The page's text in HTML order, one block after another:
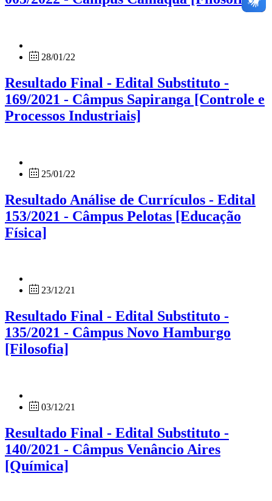
28/01/22
Resultado Final - Edital Substituto -
169/2021 - Câmpus Sapiranga [Controle e
Processos Industriais]
25/01/22
Resultado Análise de Currículos - Edital
153/2021 - Câmpus Pelotas [Educação
Física]
23/12/21
Resultado Final - Edital Substituto -
135/2021 - Câmpus Novo Hamburgo
[Filosofia]
03/12/21
Resultado Final - Edital Substituto -
140/2021 - Câmpus Venâncio Aires
[Química]